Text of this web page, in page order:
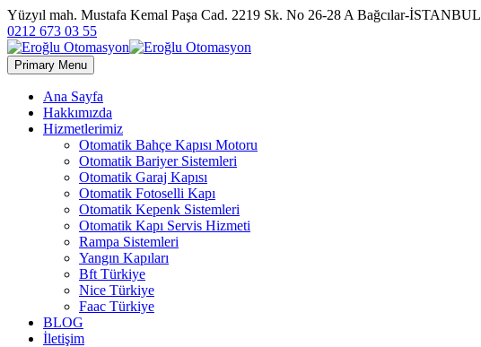
Yüzyıl mah. Mustafa Kemal Paşa Cad. 2219 Sk. No 26-28 A Bağcılar-İSTANBUL
0212 673 03 55
Primary Menu
Ana Sayfa
Hakkımızda
Hizmetlerimiz
Otomatik Bahçe Kapısı Motoru
Otomatik Bariyer Sistemleri
Otomatik Garaj Kapısı
Otomatik Fotoselli Kapı
Otomatik Kepenk Sistemleri
Otomatik Kapı Servis Hizmeti
Rampa Sistemleri
Yangın Kapıları
Bft Türkiye
Nice Türkiye
Faac Türkiye
BLOG
İletişim